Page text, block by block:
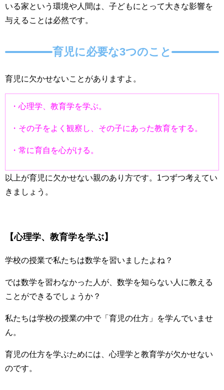
いる家という環境や人間は、子どもにとって大きな影響を
与えることは必然です。
育児に必要な3つのこと
育児に欠かせないことがありますよ。
・心理学、教育学を学ぶ。
・その子をよく観察し、その子にあった教育をする。
・常に育自を心がける。
以上が育児に欠かせない親のあり方です。1つずつ考えてい
きましょう。
【心理学、教育学を学ぶ】
学校の授業で私たちは数学を習いましたよね？
では数学を習わなかった人が、数学を知らない人に教える
ことができるでしょうか？
私たちは学校の授業の中で「育児の仕方」を学んでいませ
ん。
育児の仕方を学ぶためには、心理学と教育学が欠かせない
のです。